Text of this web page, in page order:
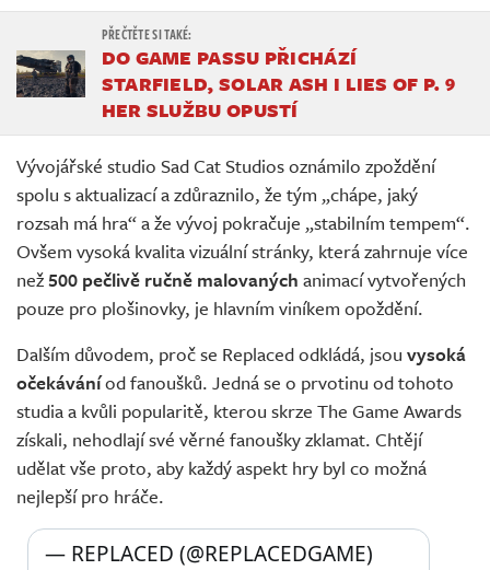
DO GAME PASSU PŘICHÁZÍ
STARFIELD, SOLAR ASH I LIES OF P. 9
HER SLUŽBU OPUSTÍ
Vývojářské studio Sad Cat Studios oznámilo zpoždění
spolu s aktualizací a zdůraznilo, že tým „chápe, jaký
rozsah má hra“ a že vývoj pokračuje „stabilním tempem“.
Ovšem vysoká kvalita vizuální stránky, která zahrnuje více
než500 pečlivě ručně malovaných animací vytvořených
pouze pro plošinovky, je hlavním viníkem opoždění.
Dalším důvodem, proč se Replaced odkládá, jsou vysoká
očekáváníod fanoušků. Jedná se o prvotinu od tohoto
studia a kvůli popularitě, kterou skrze The Game Awards
získali, nehodlají své věrné fanoušky zklamat. Chtějí
udělat vše proto, aby každý aspekt hry byl co možná
nejlepší pro hráče.
— REPLACED (@REPLACEDGAME)